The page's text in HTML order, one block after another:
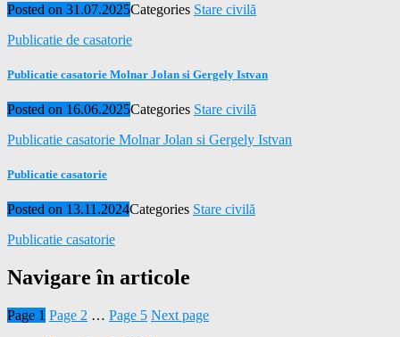
Posted on 31.07.2025Categories Stare civilă
Publicatie de casatorie
Publicatie casatorie Molnar Jolan si Gergely Istvan
Posted on 16.06.2025Categories Stare civilă
Publicatie casatorie Molnar Jolan si Gergely Istvan
Publicatie casatorie
Posted on 13.11.2024Categories Stare civilă
Publicatie casatorie
Navigare în articole
Page 1 Page 2 … Page 5 Next page